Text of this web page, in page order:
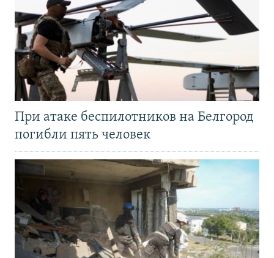
При атаке беспилотников на Белгород
погибли пять человек